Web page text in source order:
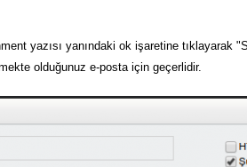
yazısı yanındaki ok işaretine tıklayarak
olduğunuz e-posta için geçerlidir.